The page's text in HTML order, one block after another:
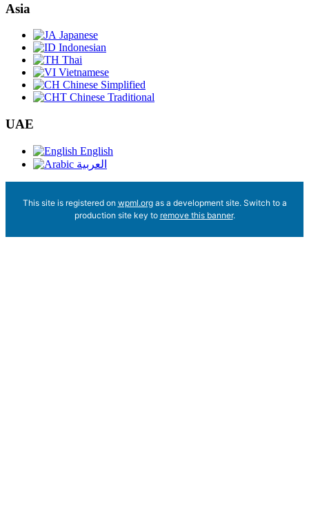
Asia
Japanese
Indonesian
Thai
Vietnamese
Chinese Simplified
Chinese Traditional
UAE
English
العربية
This site is registered on wpml.orgas a development site. Switch to a
production site key to remove this banner.